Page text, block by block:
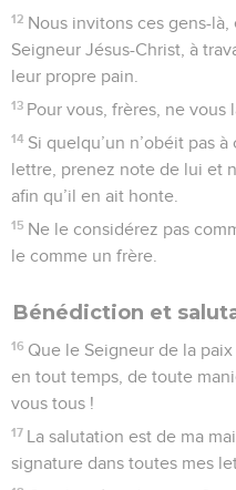
12 Nous invitons ces gens-
Seigneur Jésus-Christ, à
leur propre pain.
13 Pour vous, frères, ne vous
14 Si quelqu’un n’obéit pas
lettre, prenez note de lui et
afin qu’il en ait honte.
15 Ne le considérez pas
le comme un frère.
Bénédiction et
16 Que le Seigneur de la
en tout temps, de toute
vous tous !
17 La salutation est de ma
signature dans toutes mes